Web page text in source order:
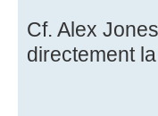
Cf. Alex
directement